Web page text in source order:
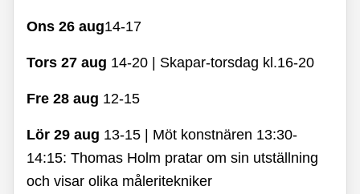
Ons 26 aug14-17
Tors 27 aug 14-20 | Skapar-torsdag kl.16-20
Fre 28 aug 12-15
Lör 29 aug 13-15 | Möt konstnären 13:30-
14:15: Thomas Holm pratar om sin utställning
och visar olika måleritekniker